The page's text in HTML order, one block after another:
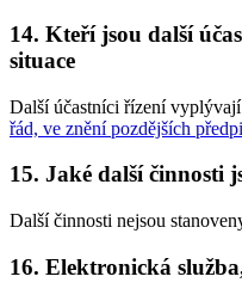
14. Kteří jsou další
situace
Další účastníci řízení
řád, ve znění pozdějších
15. Jaké další činnosti
Další činnosti nejsou
16. Elektronická